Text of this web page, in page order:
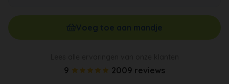
9 2009 reviews